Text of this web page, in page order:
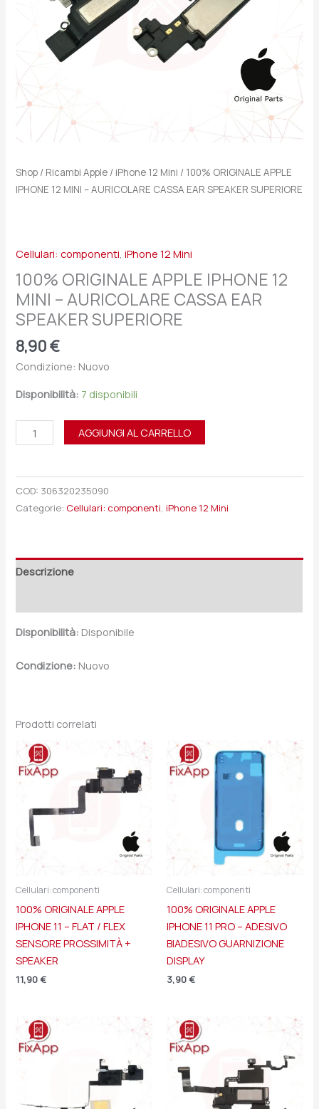
Shop / Ricambi Apple / iPhone 12 Mini / 100% ORIGINALE APPLE
IPHONE 12 MINI – AURICOLARE CASSA EAR SPEAKER SUPERIORE
Cellulari: componenti,iPhone 12 Mini
100% ORIGINALE APPLE IPHONE 12
MINI – AURICOLARE CASSA EAR
SPEAKER SUPERIORE
8,90€
Condizione: Nuovo
Disponibilità: 7 disponibili
SPEAKER
SUPERIORE
AGGIUNGI AL CARRELLO
COD: 306320235090
Categorie: Cellulari: componenti,iPhone 12 Mini
Descrizione
Disponibilità: Disponibile
Condizione: Nuovo
Prodotti correlati
Cellulari: componenti
100% ORIGINALE APPLE
IPHONE 11 – FLAT / FLEX
SENSORE PROSSIMITÀ +
SPEAKER
11,90 €
Cellulari: componenti
100% ORIGINALE APPLE
IPHONE 11 PRO – ADESIVO
BIADESIVO GUARNIZIONE
DISPLAY
3,90 €